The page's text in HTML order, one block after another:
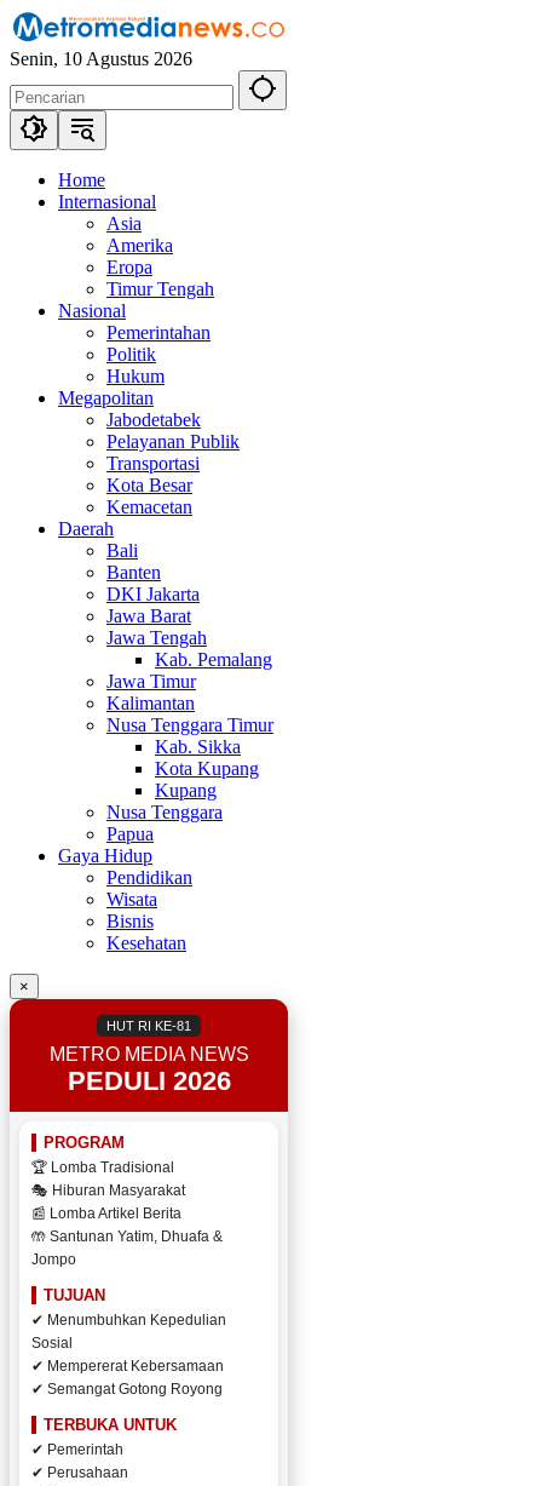
Langsung
ke
konten
Senin, 10 Agustus 2026
Home
Internasional
Asia
Amerika
Eropa
Timur Tengah
Nasional
Pemerintahan
Politik
Hukum
Megapolitan
Jabodetabek
Pelayanan Publik
Transportasi
Kota Besar
Kemacetan
Daerah
Bali
Banten
DKI Jakarta
Jawa Barat
Jawa Tengah
Kab. Pemalang
Jawa Timur
Kalimantan
Nusa Tenggara Timur
Kab. Sikka
Kota Kupang
Kupang
Nusa Tenggara
Papua
Gaya Hidup
Pendidikan
Wisata
Bisnis
Kesehatan
×
HUT RI KE-81
METRO MEDIA NEWS
PEDULI 2026
PROGRAM
🏆 Lomba Tradisional
🎭 Hiburan Masyarakat
📰 Lomba Artikel Berita
🤲 Santunan Yatim, Dhuafa &
Jompo
TUJUAN
✔ Menumbuhkan Kepedulian
Sosial
✔ Mempererat Kebersamaan
✔ Semangat Gotong Royong
TERBUKA UNTUK
✔ Pemerintah
✔ Perusahaan